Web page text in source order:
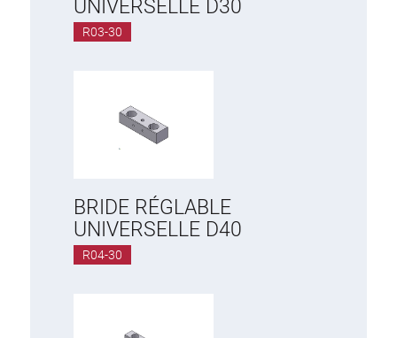
UNIVERSELLE D30
R03-30
BRIDE RÉGLABLE
UNIVERSELLE D40
R04-30